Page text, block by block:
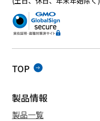
TOP
製品情報
製品一覧